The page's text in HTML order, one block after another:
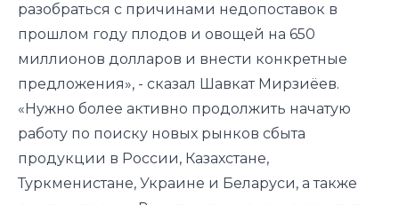
разобраться с причинами недопоставок в
прошлом году плодов и овощей на 650
миллионов долларов и внести конкретные
предложения», - сказал Шавкат Мирзиёев.
«Нужно более активно продолжить начатую
работу по поиску новых рынков сбыта
продукции в России, Казахстане,
Туркменистане, Украине и Беларуси, а также